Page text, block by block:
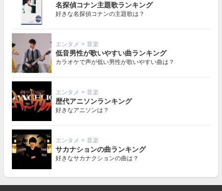
名探偵コナン主題歌ランキング
好きな名探偵コナンの主題歌は？
エンタメ > 音楽
低音男性が歌いやすい曲ランキング
カラオケで声が低い男性が歌いやすい曲は？
エンタメ > 音楽
歴代アニソンランキング
好きなアニソンは？
エンタメ > 音楽
サカナションの曲ランキング
好きなサカナクションの曲は？